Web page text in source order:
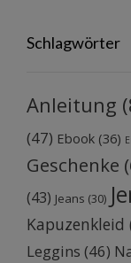
Schlagwörter
Anleitung
(47) Ebook (36)
Geschenke
(43) Jeans (30)
Kapuzenkleid
Leggins (46)